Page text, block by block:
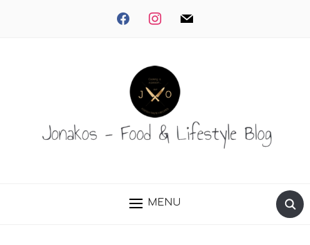
facebookinstagrammail
MENU